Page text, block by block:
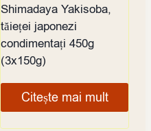
Shimadaya Yakisoba,
tăieței japonezi
condimentați 450g
(3x150g)
Citește mai mult